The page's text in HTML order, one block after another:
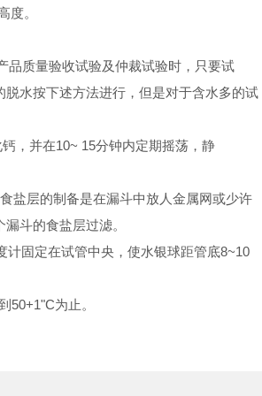
度。
品质量验收试验及仲裁试验时，只要试
水按下述方法进行，但是对于含水多的试
，并在10~ 15分钟内定期摇荡，静
盐层的制备是在漏斗中放人金属网或少许
斗的食盐层过滤。
固定在试管中央，使水银球距管底8~10
50+1"C为止。